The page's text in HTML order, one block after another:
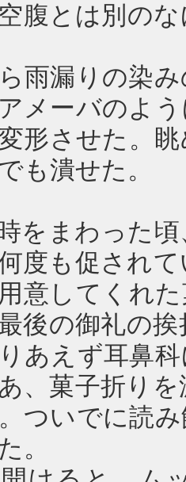
腹とは別の
雨漏りの染
メーバのよ
形させた。
も潰せた。
をまわった
度も促され
意してくれ
後の御礼の
あえず耳鼻
、菓子折り
ついでに読
。